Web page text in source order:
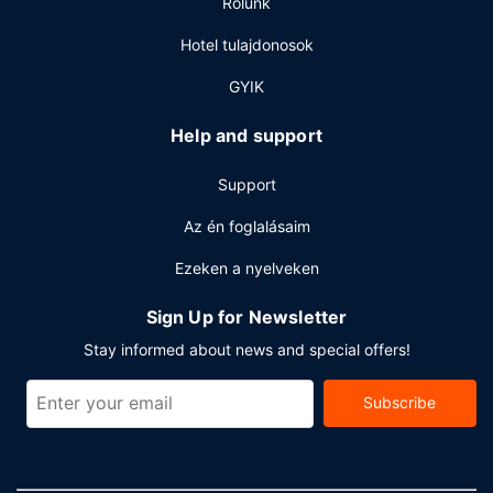
vendégeket. Teljes reggeli felár ellenében elérhető
naponta reggeli 7:00 és 11:00 között.
24 órában nyitva tartó recepció és több nyelven beszélő
személyzet is igénybe vehető.
Hotel tulajdonosok
GYIK
Help and support
Support
Az én foglalásaim
Ezeken a nyelveken
Sign Up for Newsletter
Stay informed about news and special offers!
Subscribe